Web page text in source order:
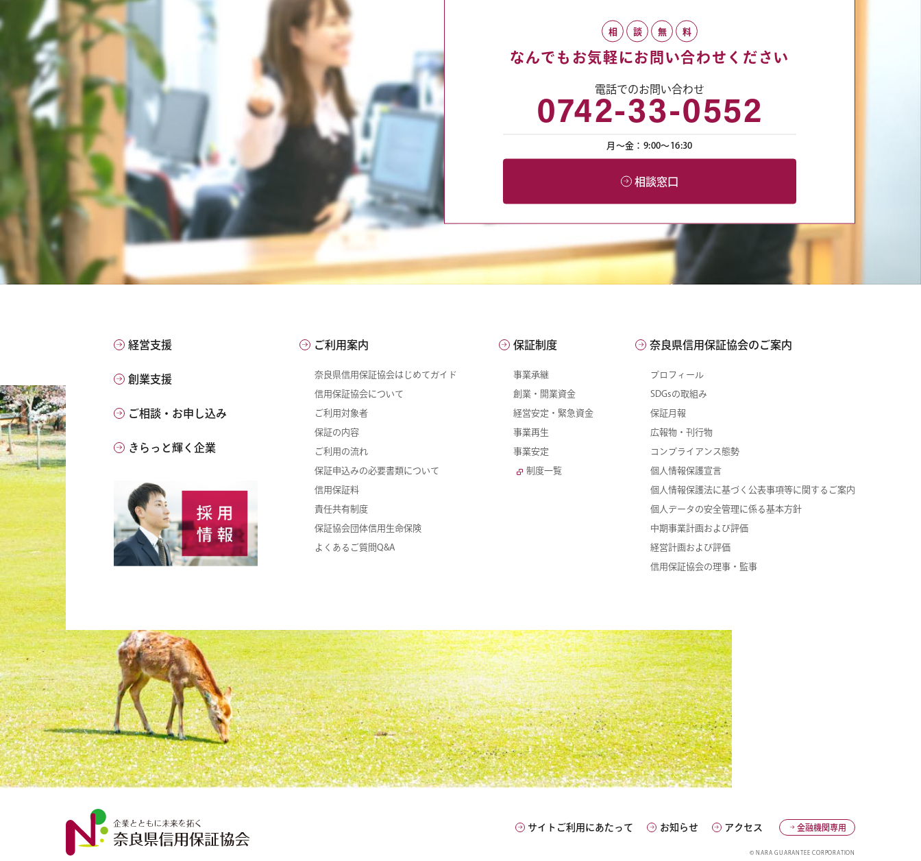
相 談 無 料
なんでも お気軽にお問い合わせください
電話でのお問い合わせ
0742-33-0552
月〜金：9:00〜16:30
相談窓口
経営支援
創業支援
ご相談・お申し込み
きらっと輝く企業
ご利用案内
奈良県信用保証協会はじめてガイド
信用保証協会について
ご利用対象者
保証の内容
ご利用の流れ
保証申込みの必要書類について
信用保証料
責任共有制度
保証協会団体信用生命保険
よくあるご質問Q&A
保証制度
事業承継
創業・開業資金
経営安定・緊急資金
事業再生
事業安定
制度一覧
奈良県信用保証協会のご案内
プロフィール
SDGsの取組み
保証月報
広報物・刊行物
コンプライアンス態勢
個人情報保護宣言
個人情報保護法に基づく公表事項等に関するご案内
個人データの安全管理に係る基本方針
中期事業計画および評価
経営計画および評価
信用保証協会の理事・監事
サイトご利用にあたって お知らせ アクセス 金融機関専用
© NARA GUARANTEE CORPORATION